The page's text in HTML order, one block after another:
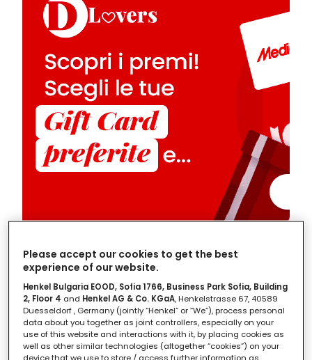
Quando fare lo shampoo dopo
la tinta?
Se hai fatto la tinta, dovrai attendere un po'
prima di lavare i capelli. Il colore, infatti, deve
Please accept our cookies to get the best
experience of our website.
Henkel Bulgaria EOOD, Sofia 1766, Business Park Sofia, Building
2, Floor 4 and Henkel AG & Co. KGaA, Henkelstrasse 67, 40589
Duesseldorf , Germany (jointly “Henkel” or “We”), process personal
data about you together as joint controllers, especially on your
use of this website and interactions with it, by placing cookies as
well as other similar technologies (altogether “cookies”) on your